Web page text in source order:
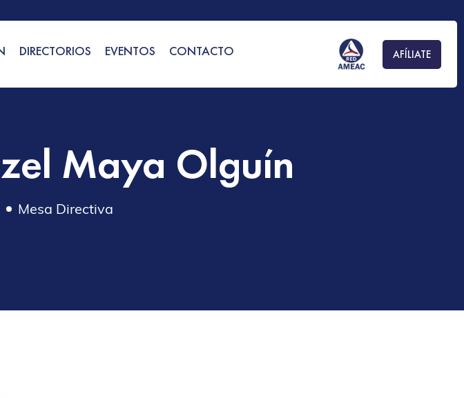
DIRECTORIOS EVENTOS CONTACTO AFÍLIATE
Maya Olguín
Mesa Directiva